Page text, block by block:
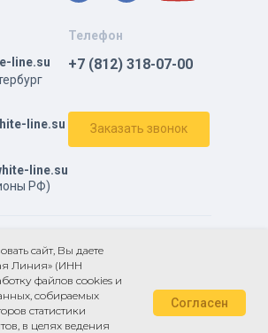
сайт, Вы даете
Линия» (ИНН
файлов cookies и
собираемых
статистики
в целях ведения
Согласен
Телефон
line.su
line.su
line.su
РФ)
+7 (812) 318-07-00
Заказать звонок
обработки персональных данных
персональных